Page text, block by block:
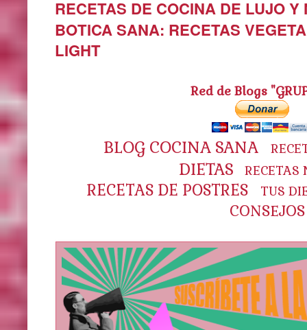
RECETAS DE COCINA DE LUJO Y
BOTICA SANA: RECETAS
LIGHT
Red de Blogs
BLOG COCINA SANA
DIETAS RECETAS
RECETAS DE POSTRES TUS
CONSEJOS